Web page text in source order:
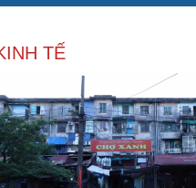
Tỷ giá
Chứng khoán
Giá cà phê
Công nghệ
TẾ